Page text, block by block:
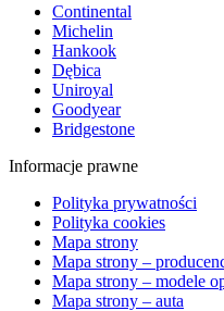
Continental
Michelin
Hankook
Dębica
Uniroyal
Goodyear
Bridgestone
Informacje prawne
Polityka prywatności
Polityka cookies
Mapa strony
Mapa strony –
Mapa strony – modele
Mapa strony – auta